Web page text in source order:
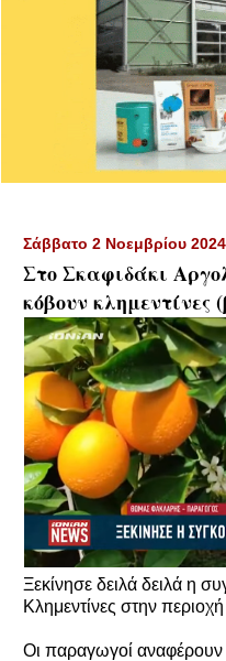
Σάββατο 2 Νοεμβρίου 2024
Στο Σκαφιδάκι
κόβουν κλημεντίνες
Ξεκίνησε δειλά δειλά η
Κλημεντίνες στην
Οι παραγωγοί